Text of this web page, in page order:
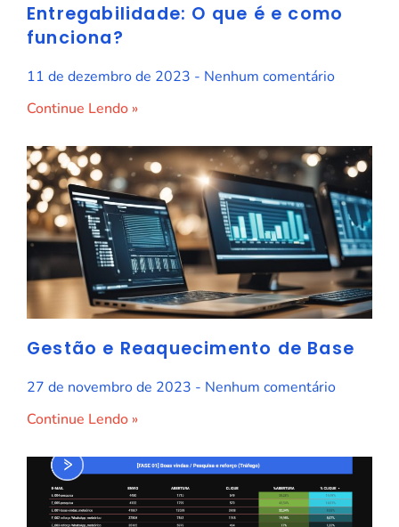
Entregabilidade: O que é e como
funciona?
11 de dezembro de 2023
Nenhum comentário
Continue Lendo »
Gestão e Reaquecimento de Base
27 de novembro de 2023
Nenhum comentário
Continue Lendo »